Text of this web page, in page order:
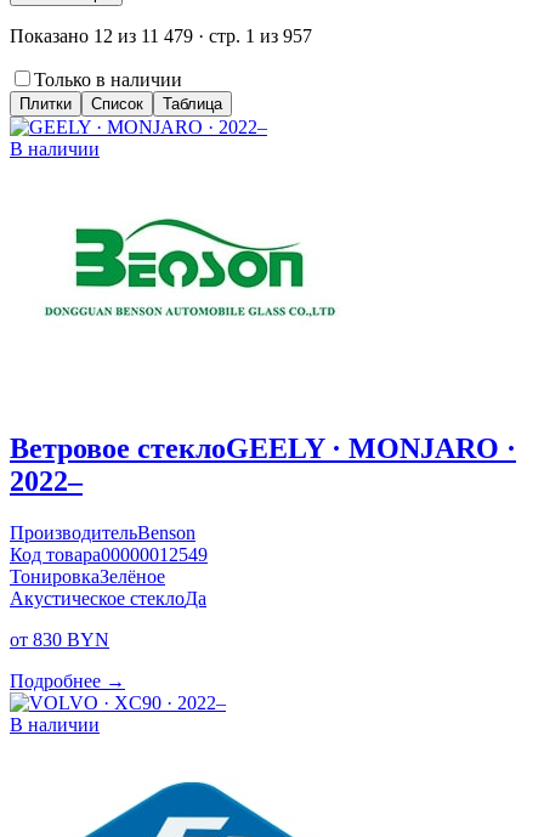
Показано 12 из 11 479 · стр. 1 из 957
Только в наличии
Плитки Список Таблица
В наличии
Ветровое стеклоGEELY · MONJARO ·
2022–
ПроизводительBenson
Код товара00000012549
ТонировкаЗелёное
Акустическое стеклоДа
от 830 BYN
Подробнее →
В наличии